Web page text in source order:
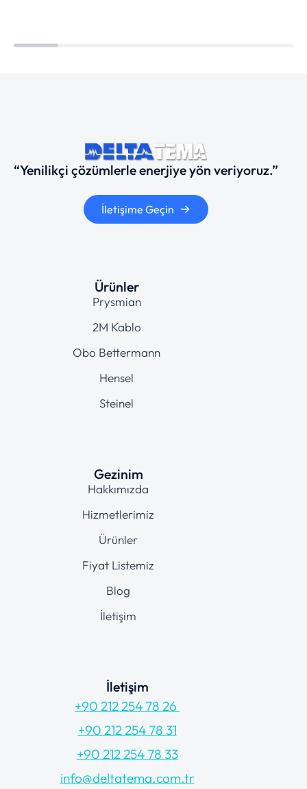
“Yenilikçi çözümlerle enerjiye yön veriyoruz.”
İletişime Geçin
Ürünler
Prysmian
2M Kablo
Obo Bettermann
Hensel
Steinel
Gezinim
Hakkımızda
Hizmetlerimiz
Ürünler
Fiyat Listemiz
Blog
İletişim
İletişim
+90 212 254 78 26
+90 212 254 78 31
+90 212 254 78 33
info@deltatema.com.tr